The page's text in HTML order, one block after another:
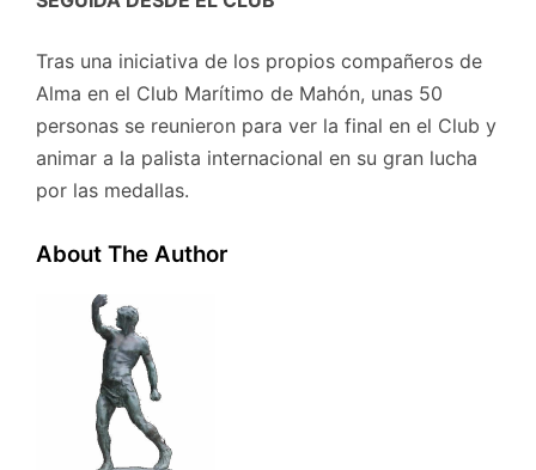
Tras una iniciativa de los propios compañeros de
Alma en el Club Marítimo de Mahón, unas 50
personas se reunieron para ver la final en el Club y
animar a la palista internacional en su gran lucha
por las medallas.
About The Author